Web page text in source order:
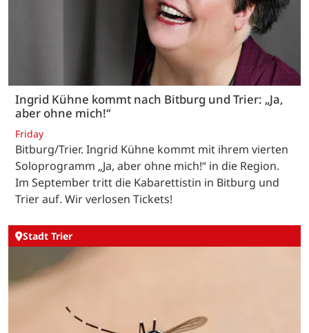
Ingrid Kühne kommt nach Bitburg und Trier: „Ja,
aber ohne mich!“
Friday
Bitburg/Trier. Ingrid Kühne kommt mit ihrem vierten
Soloprogramm „Ja, aber ohne mich!“ in die Region.
Im September tritt die Kabarettistin in Bitburg und
Trier auf. Wir verlosen Tickets!
Stadt Trier